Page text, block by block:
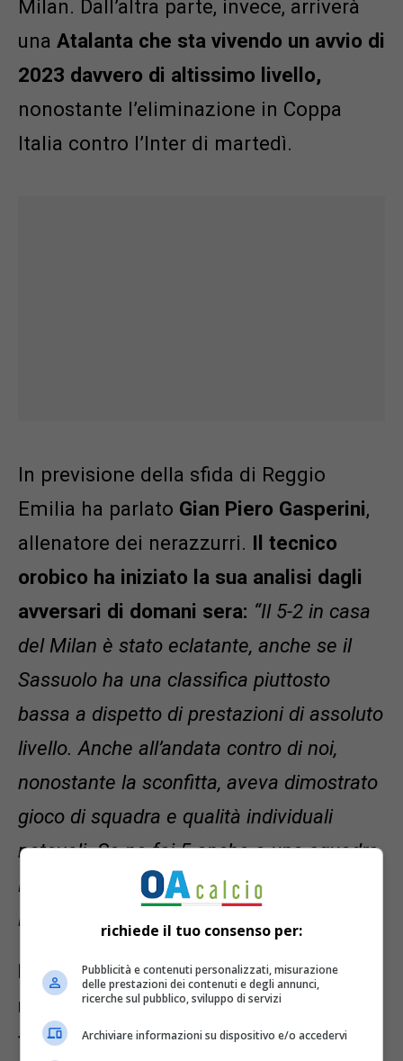
Milan. Dall’altra parte, invece, arriverà
una Atalanta che sta vivendo un avvio di
2023 davvero di altissimo livello,
nonostante l’eliminazione in Coppa
Italia contro l’Inter di martedì.
In previsione della sfida di Reggio
Emilia ha parlato Gian Piero Gasperini,
allenatore dei nerazzurri. Il tecnico
orobico ha iniziato la sua analisi dagli
avversari di domani sera: “Il 5-2 in casa
del Milan è stato eclatante, anche se il
Sassuolo ha una classifica piuttosto
bassa a dispetto di prestazioni di assoluto
livello. Anche all’andata contro di noi,
nonostante la sconfitta, aveva dimostrato
gioco di squadra e qualità individuali
notevoli. Se ne fai 5 anche a una squadra
in difficoltà significa che hai valori
importanti”.
Passando al campo, il mister atalantino
non scopre completamente le carte sul
tridente Lookman-Hojlund-Boga:“Devo
richiede il tuo consenso per:
Pubblicità e contenuti personalizzati, misurazione
delle prestazioni dei contenuti e degli annunci,
ricerche sul pubblico, sviluppo di servizi
Archiviare informazioni su dispositivo e/o accedervi